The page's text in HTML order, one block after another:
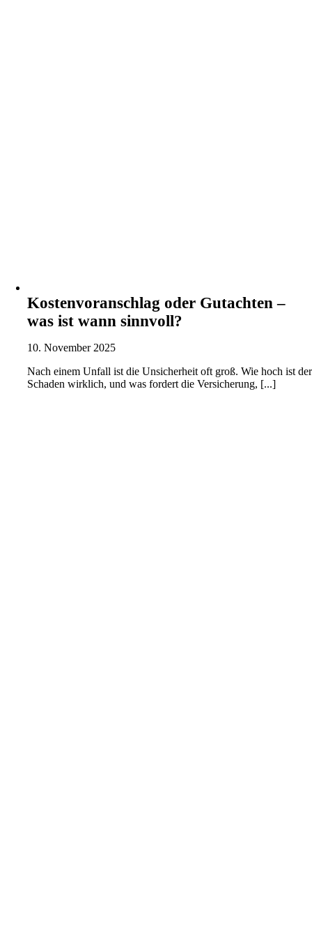
Kostenvoranschlag oder Gutachten –
was ist wann sinnvoll?
10. November 2025
Nach einem Unfall ist die Unsicherheit oft groß. Wie hoch ist der
Schaden wirklich, und was fordert die Versicherung, [...]